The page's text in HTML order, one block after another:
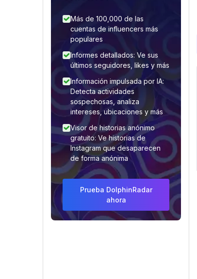
Más de 100,000 de las
cuentas de influencers más
populares
Informes detallados: Ve sus
últimos seguidores, likes y más
Información impulsada por IA:
Detecta actividades
sospechosas, analiza
intereses, ubicaciones y más
Visor de historias anónimo
gratuito: Ve historias de
Instagram que desaparecen
de forma anónima
Prueba DolphinRadar
ahora